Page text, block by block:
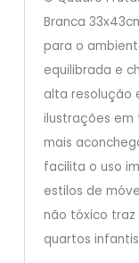
Branca
para o
equilibrada e
alta resolução
ilustrações em
mais
facilita o uso
estilos de
não tóxico traz
quartos